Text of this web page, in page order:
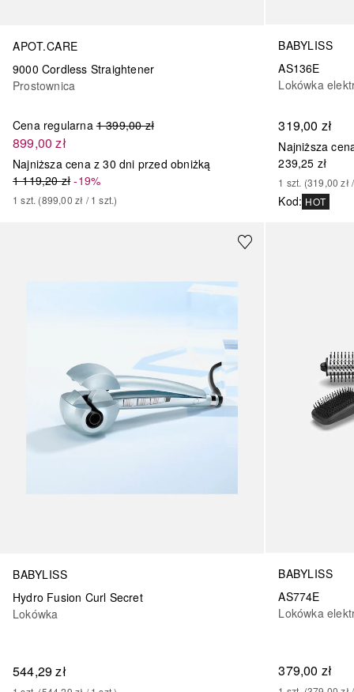
APOT.CARE
9000 Cordless Straightener
Prostownica
Cena regularna 1 399,00 zł
899,00 zł
Najniższa cena z 30 dni przed obniżką
1 119,20 zł-19%
1 szt. (899,00 zł / 1 szt.)
BABYLISS
AS136E
Lokówka
319,00 zł
Najniższa
239,25 zł
1 szt. (319,00 zł
Kod: HOT
BABYLISS
Hydro Fusion Curl Secret
Lokówka
544,29 zł
BABYLISS
AS774E
Lokówka
379,00 zł